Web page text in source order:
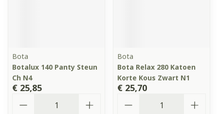
Bota
Botalux 140 Panty Steun
Ch N4
€ 25,85
Bota
Bota Relax 280 Katoen
Korte Kous Zwart N1
€ 25,70